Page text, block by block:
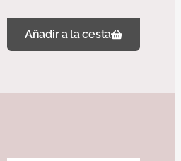
Añadir a la cesta